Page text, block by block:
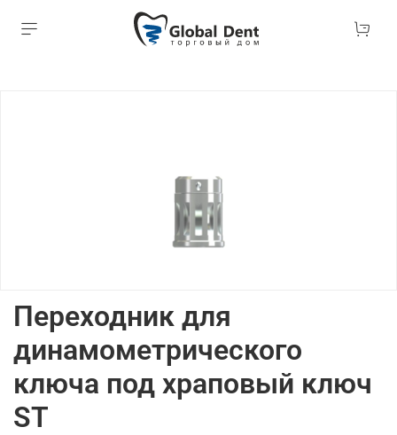
Переходник для
динамометрического
ключа под храповый ключ
ST